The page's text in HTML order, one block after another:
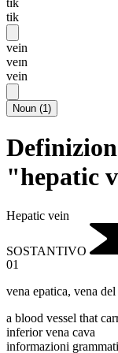
tik
vein
veɪn
vein
Noun (1)
"hepatic
Hepatic vein
SOSTANTIVO
01
vena epatica, vena
a blood vessel that
inferior vena cava
informazioni